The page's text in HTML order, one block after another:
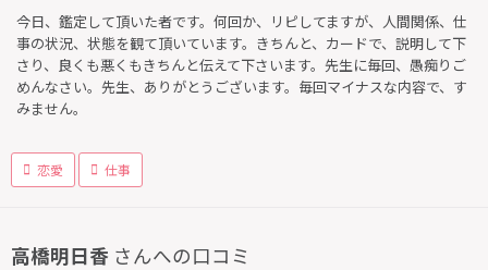
今日、鑑定して頂いた者です。何回か、リピしてますが、人間関係、仕
事の状況、状態を観て頂いています。きちんと、カードで、説明して下
さり、良くも悪くもきちんと伝えて下さいます。先生に毎回、愚痴りご
めんなさい。先生、ありがとうございます。毎回マイナスな内容で、す
みません。
恋愛 仕事
高橋明日香 さんへの口コミ